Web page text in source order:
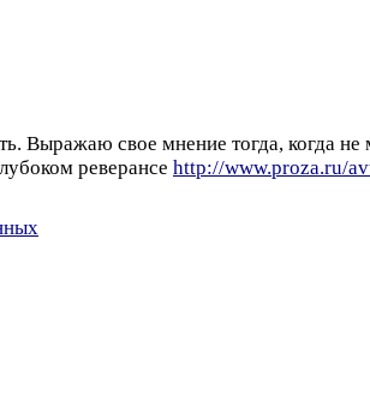
Выражаю свое мнение тогда, когда не
реверансе http://www.proza.ru/